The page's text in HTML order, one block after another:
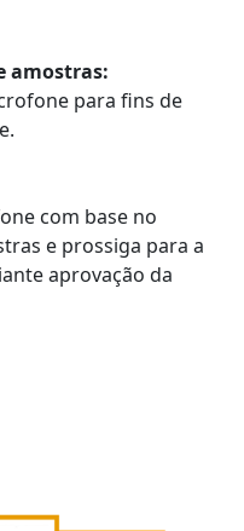
amostras:
para fins de
com base no
e prossiga para a
aprovação da